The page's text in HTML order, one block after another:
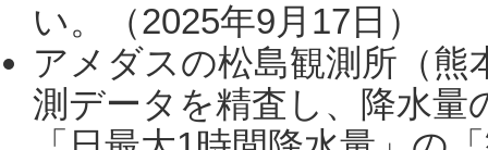
い。（2025年9月17日）
アメダスの松島観測所（熊
測データを精査し、降水